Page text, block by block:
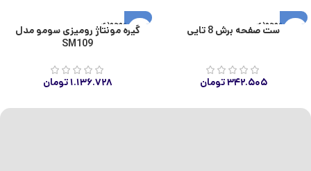
اتمام موجودی
ست صفحه برش 8 تایی
۳۴۲.۵۰۵تومان
اتمام موجودی
گیره مونتاژ رومیزی سومو مدل
SM109
۱.۱۳۶.۷۲۸تومان